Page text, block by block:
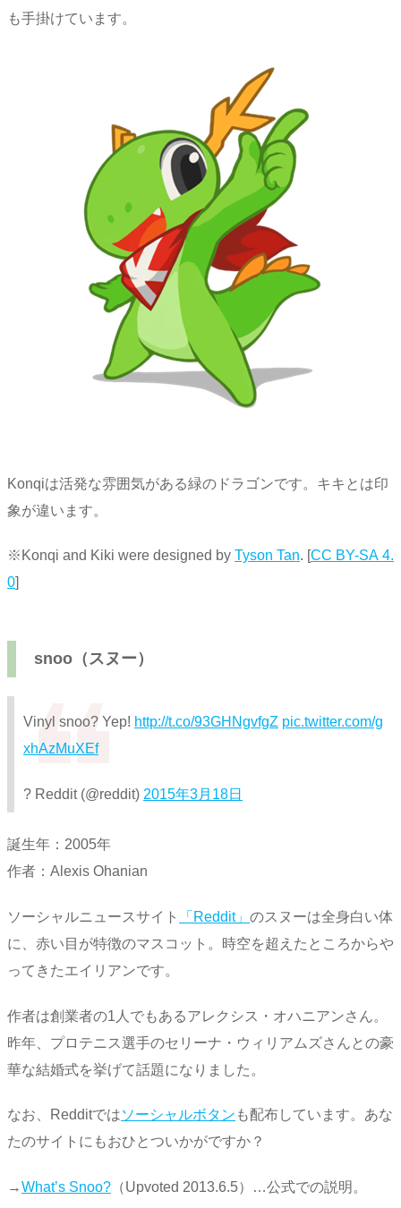
も手掛けています。
Konqiは活発な雰囲気がある緑のドラゴンです。キキとは印
象が違います。
※Konqi and Kiki were designed by Tyson Tan. [ CC BY-SA 4.
0
snoo（スヌー）
Vinyl snoo? Yep! http://t.co/93GHNgvfgZ pic.twitter.com/g
xhAzMuXEf
? Reddit (@reddit) 2015年3月18日
誕生年：2005年
作者：Alexis Ohanian
ソーシャルニュースサイト 「Reddit」 のスヌーは全身白い体
に、赤い目が特徴のマスコット。時空を超えたところからや
ってきたエイリアンです。
作者は創業者の1人でもあるアレクシス・オハニアンさん。
昨年、プロテニス選手のセリーナ・ウィリアムズさんとの豪
華な結婚式を挙げて話題になりました。
なお、Redditではソーシャルボタン も配布しています。あな
たのサイトにもおひとついかがですか？
→What’s Snoo? （Upvoted 2013.6.5）…公式での説明。